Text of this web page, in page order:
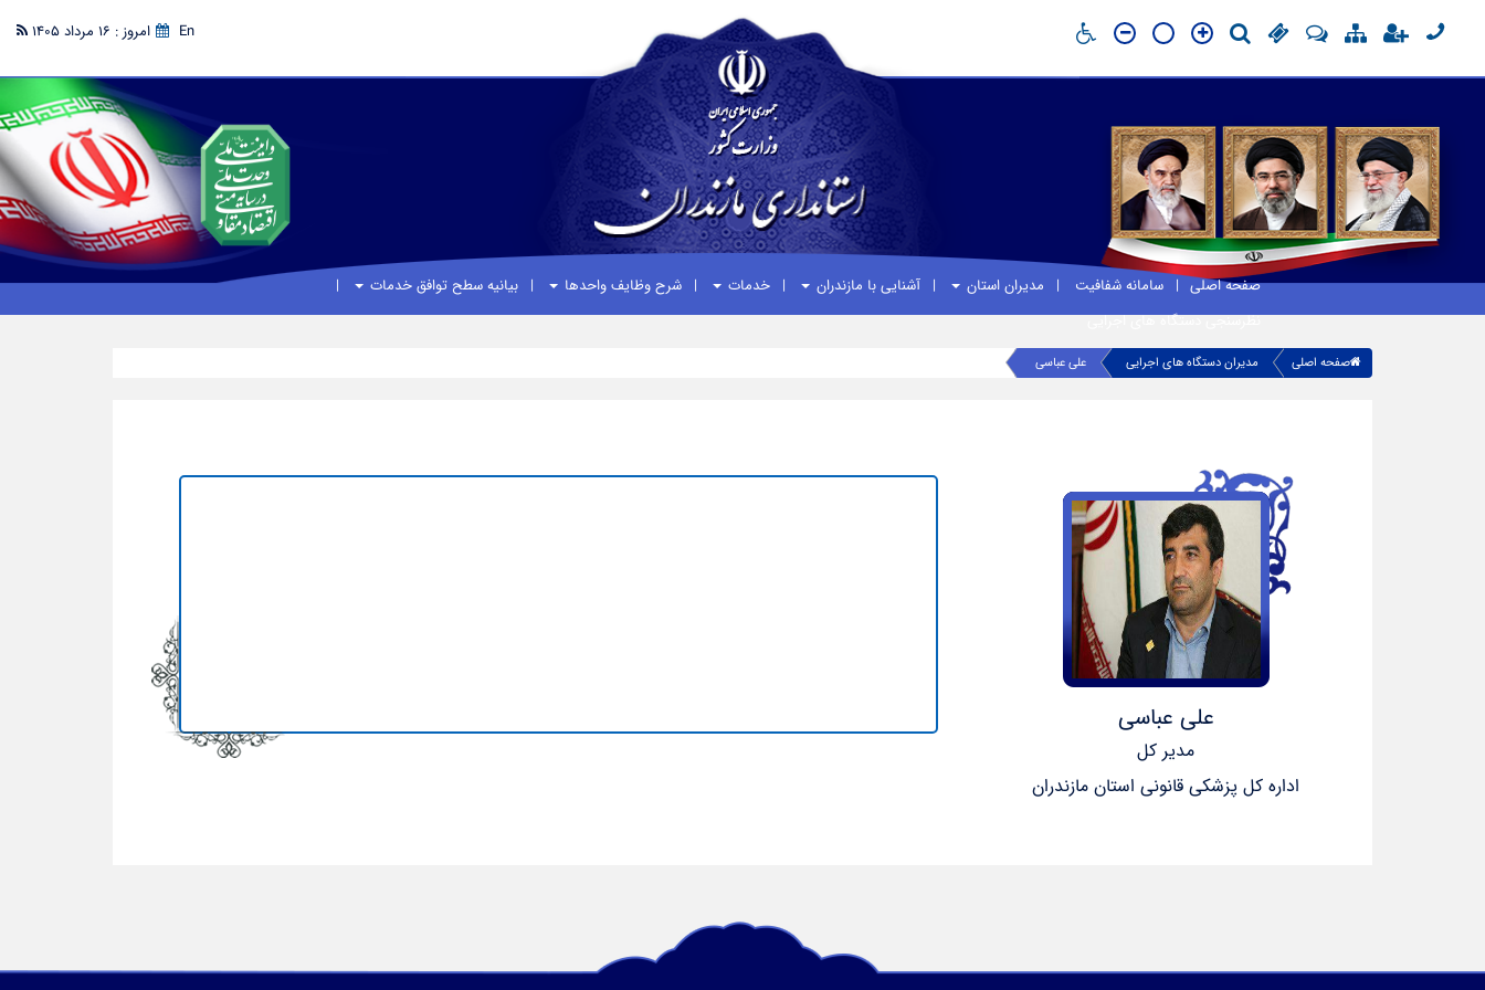
En امروز : 16 مرداد 1405
صفحه اصلی سامانه شفافیت مدیران استان آشنایی با مازندران خدمات شرح وظایف واحدها
بیانیه سطح توافق خدمات
نظرسنجی دستگاه های اجرایی
صفحه اصلی مدیران دستگاه های اجرایی علی عباسی
علی عباسی
مدیر کل
اداره کل پزشکی قانونی استان مازندران